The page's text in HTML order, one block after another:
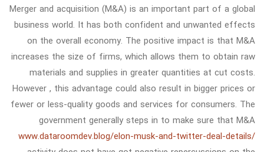
Merger and acquisition (M&A) is an important part of a global
business world. It has both confident and unwanted effects
on the overall economy. The positive impact is that M&A
increases the size of firms, which allows them to obtain raw
materials and supplies in greater quantities at cut costs.
However , this advantage could also result in bigger prices or
fewer or less-quality goods and services for consumers. The
government generally steps in to make sure that M&A
www.dataroomdev.blog/elon-musk-and-twitter-deal-details/